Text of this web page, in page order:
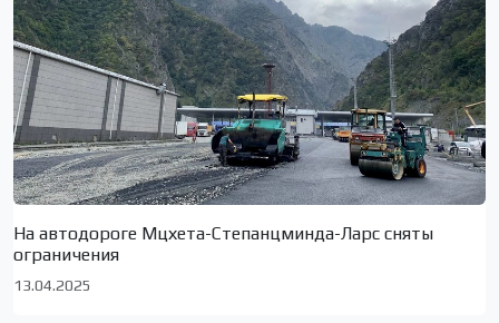
На автодороге Мцхета-Степанцминда-Ларс сняты
ограничения
13.04.2025